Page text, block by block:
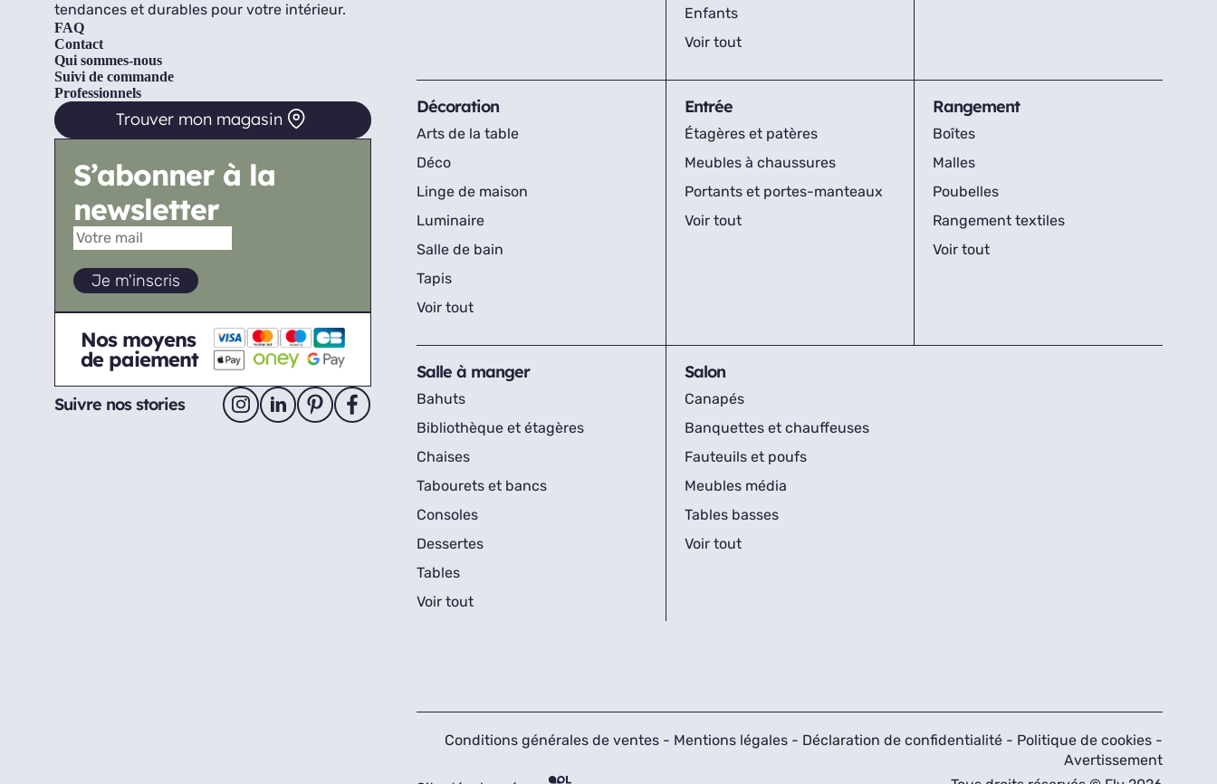
tendances et durables pour votre intérieur.
FAQ
Contact
Qui sommes-nous
Suivi de commande
Professionnels
Trouver mon magasin
S’abonner à la
newsletter
Nos moyens
de paiement
Suivre nos stories
Enfants
Voir tout
Décoration
Arts de la table
Déco
Linge de maison
Luminaire
Salle de bain
Tapis
Voir tout
Entrée
Étagères et patères
Meubles à chaussures
Portants et portes-manteaux
Voir tout
Rangement
Boîtes
Malles
Poubelles
Rangement textiles
Voir tout
Salle à manger
Bahuts
Bibliothèque et étagères
Chaises
Tabourets et bancs
Consoles
Dessertes
Tables
Voir tout
Salon
Canapés
Banquettes et chauffeuses
Fauteuils et poufs
Meubles média
Tables basses
Voir tout
Conditions générales de ventes - Mentions légales - Déclaration de confidentialité - Politique de cookies -
Avertissement